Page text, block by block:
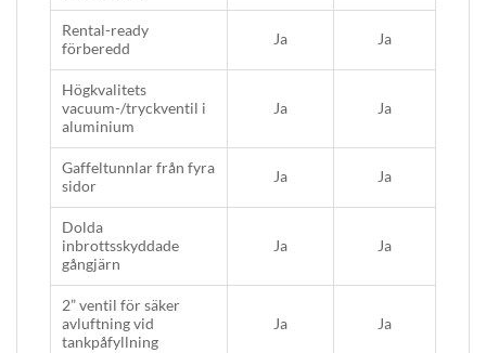
Rental-ready
förberedd
Ja Ja
Högkvalitets
vacuum-/tryckventil i
aluminium
Ja Ja
Gaffeltunnlar från fyra
sidor
Ja Ja
Dolda
inbrottsskyddade
gångjärn
Ja Ja
2” ventil för säker
avluftning vid
tankpåfyllning
Ja Ja